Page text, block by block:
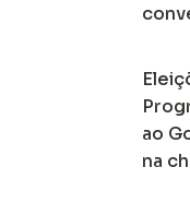
ao
na